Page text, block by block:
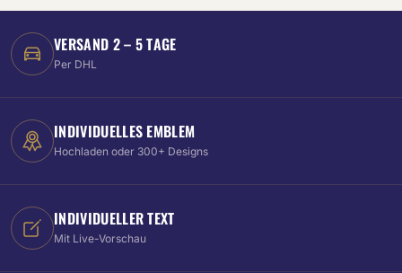
VERSAND 2 – 5 TAGE
Per DHL
INDIVIDUELLES EMBLEM
Hochladen oder 300+ Designs
INDIVIDUELLER TEXT
Mit Live-Vorschau